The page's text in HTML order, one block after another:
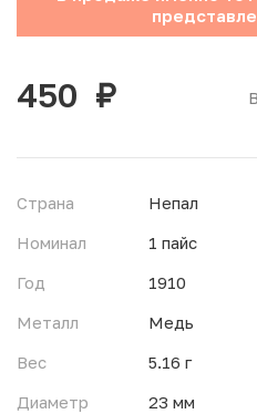
Инвестиционные монеты
450 руб.
Страна
Непал
Номинал
1 пайс
Год
1910
Металл
Медь
Вес
5.16 г
Диаметр
23 мм